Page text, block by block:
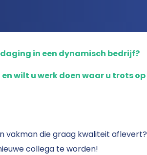
in een dynamisch bedrijf?
wilt u werk doen waar u trots op
vakman die graag kwaliteit aflevert?
collega te worden!